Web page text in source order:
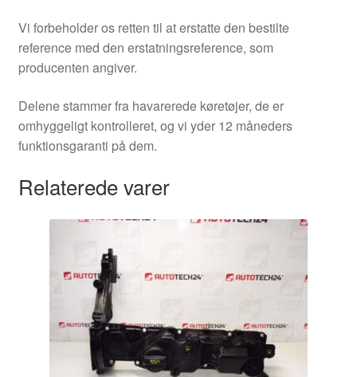
Vi forbeholder os retten til at erstatte den bestilte
reference med den erstatningsreference, som
producenten angiver.
Delene stammer fra havarerede køretøjer, de er
omhyggeligt kontrolleret, og vi yder 12 måneders
funktionsgaranti på dem.
Relaterede varer